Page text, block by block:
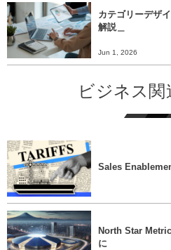
カテゴリーデザ
解説＿
Jun 1, 2026
ビジネス関
Sales
North Star
に